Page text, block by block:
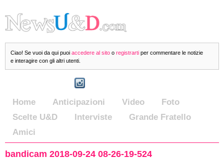
Ciao! Se vuoi da qui puoi accedere al sito o registrarti per commentare le notizie
e interagire con gli altri utenti.
Home Anticipazioni Video
Foto
Scelte U&D
Interviste
Grande Fratello
Amici
bandicam 2018-09-24 08-26-19-524